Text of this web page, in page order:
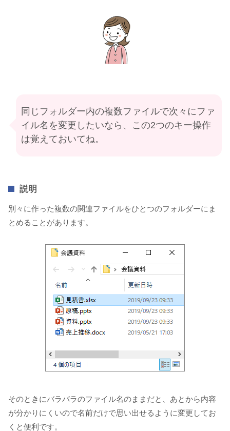
同じフォルダー内の複数ファイルで次々にファ
イル名を変更したいなら、この2つのキー操作
は覚えておいてね。
説明
別々に作った複数の関連ファイルをひとつのフォルダーにま
とめることがあります。
そのときにバラバラのファイル名のままだと、あとから内容
が分かりにくいので名前だけで思い出せるように変更してお
くと便利です。